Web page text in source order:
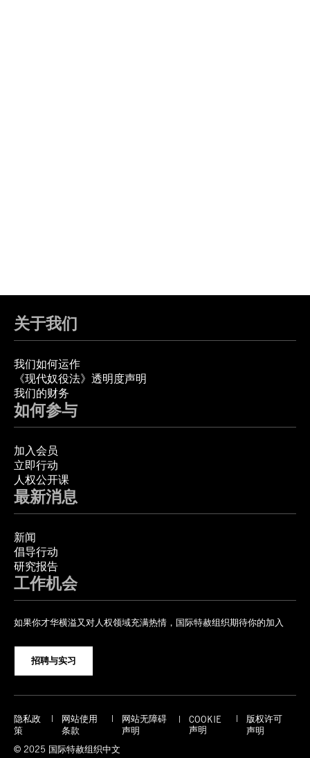
关于我们
我们如何运作
《现代奴役法》透明度声明
我们的财务
如何参与
加入会员
立即行动
人权公开课
最新消息
新闻
倡导行动
研究报告
工作机会
如果你才华横溢又对人权领域充满热情，国际特赦组织期待你的加入
招聘与实习
隐私政
策
网站使用
条款
网站无障碍
声明
COOKIE
声明
版权许可
声明
© 2025 国际特赦组织中文